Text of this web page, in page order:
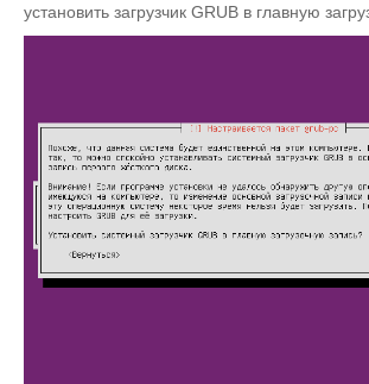
установить загрузчик GRUB в главную